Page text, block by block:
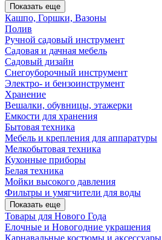
Показать еще
Кашпо, Горшки, Вазоны
Полив
Ручной садовый инструмент
Садовая и дачная мебель
Садовый дизайн
Снегоуборочный инструмент
Электро- и бензоинструмент
Хранение
Вешалки, обувницы, этажерки
Емкости для хранения
Бытовая техника
Мебель и крепления для аппаратуры
Мелкобытовая техника
Кухонные приборы
Белая техника
Мойки высокого давления
Фильтры и умягчители для воды
Показать еще
Товары для Нового Года
Елочные и Новогодние украшения
Карнавальные костюмы и аксессуары